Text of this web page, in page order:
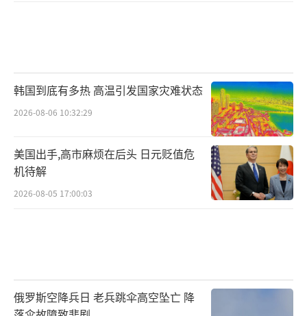
韩国到底有多热 高温引发国家灾难状态
2026-08-06 10:32:29
美国出手,高市麻烦在后头 日元贬值危
机待解
2026-08-05 17:00:03
俄罗斯空降兵日 老兵跳伞高空坠亡 降